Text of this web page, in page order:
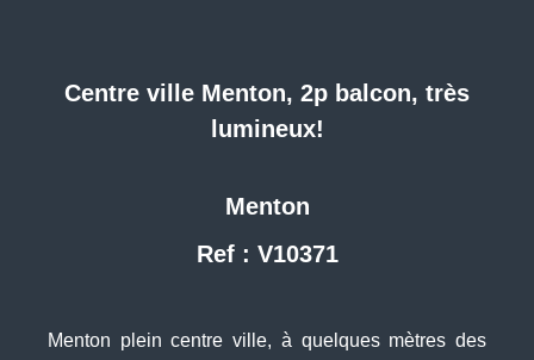
Centre ville Menton, 2p balcon, très
lumineux!
Menton
Ref : V10371
Menton plein centre ville, à quelques mètres des